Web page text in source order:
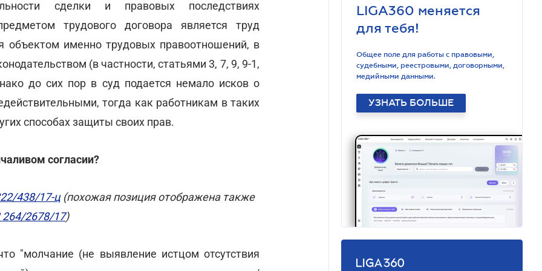
сделки и правовых последствиях
трудового договора является труд
объектом именно трудовых правоотношений, в
(в частности, статьями 3, 7, 9, 9-1,
до сих пор в суд подается немало исков о
тогда как работникам в таких
способах защиты своих прав.
согласии?
438/17-ц(похожая позиция отображена также
2678/17)
"молчание (не выявление истцом отсутствия
LIGA360 меняется
для тебя!
Общее поле для работы с правовыми,
судебными, реестровыми, договорными,
медийными данными.
УЗНАТЬ БОЛЬШЕ